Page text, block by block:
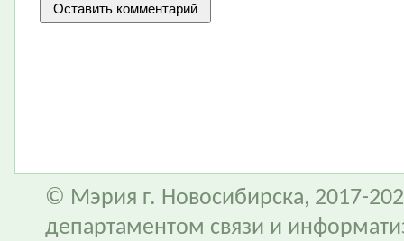
© Мэрия г. Новосибирска, 2017-
департаментом связи и